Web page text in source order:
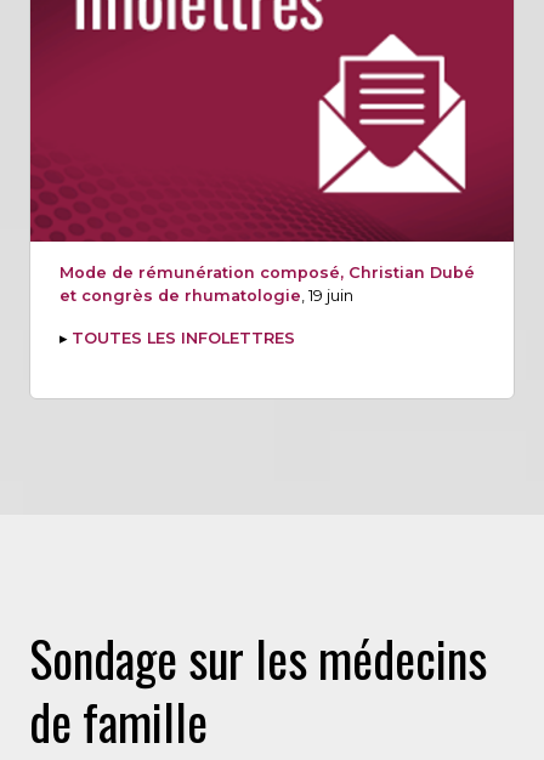
Mode de rémunération composé, Christian Dubé
et congrès de rhumatologie , 19 juin
▸ TOUTES LES INFOLETTRES
Sondage sur les médecins
de famille